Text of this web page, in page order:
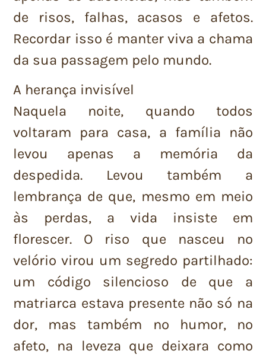
de risos, falhas, acasos e afetos.
Recordar isso é manter viva a chama
da sua passagem pelo mundo.
A herança invisível
Naquela noite, quando todos
voltaram para casa, a família não
levou apenas a memória da
despedida. Levou também a
lembrança de que, mesmo em meio
às perdas, a vida insiste em
florescer. O riso que nasceu no
velório virou um segredo partilhado:
um código silencioso de que a
matriarca estava presente não só na
dor, mas também no humor, no
afeto, na leveza que deixara como